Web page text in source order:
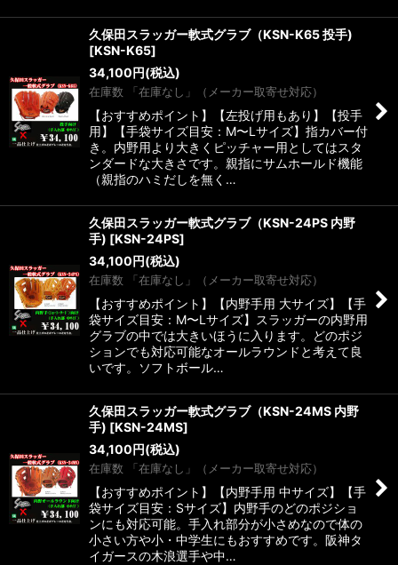
久保田スラッガー軟式グラブ（KSN-K65 投手)
[KSN-K65]
34,100円(税込)
在庫数 「在庫なし」（メーカー取寄せ対応）
【おすすめポイント】【左投げ用もあり】【投手
用】【手袋サイズ目安：M〜Lサイズ】指カバー付
き。内野用より大きくピッチャー用としてはスタ
ンダードな大きさです。親指にサムホールド機能
（親指のハミだしを無く…
久保田スラッガー軟式グラブ（KSN-24PS 内野
手) [KSN-24PS]
34,100円(税込)
在庫数 「在庫なし」（メーカー取寄せ対応）
【おすすめポイント】【内野手用 大サイズ】【手
袋サイズ目安：M〜Lサイズ】スラッガーの内野用
グラブの中では大きいほうに入ります。どのポジ
ションでも対応可能なオールラウンドと考えて良
いです。ソフトボール…
久保田スラッガー軟式グラブ（KSN-24MS 内野
手) [KSN-24MS]
34,100円(税込)
在庫数 「在庫なし」（メーカー取寄せ対応）
【おすすめポイント】【内野手用 中サイズ】【手
袋サイズ目安：Sサイズ】内野手のどのポジショ
ンにも対応可能。手入れ部分が小さめなので体の
小さい方や小・中学生にもおすすめです。阪神タ
イガースの木浪選手や中…